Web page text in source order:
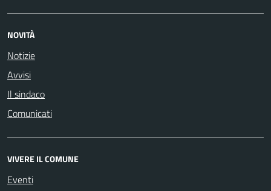
NOVITÀ
Notizie
Avvisi
Il sindaco
Comunicati
VIVERE IL COMUNE
Eventi